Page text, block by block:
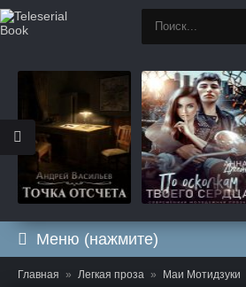
Меню (нажмите)
Главная Легкая проза Маи Мотидзуки